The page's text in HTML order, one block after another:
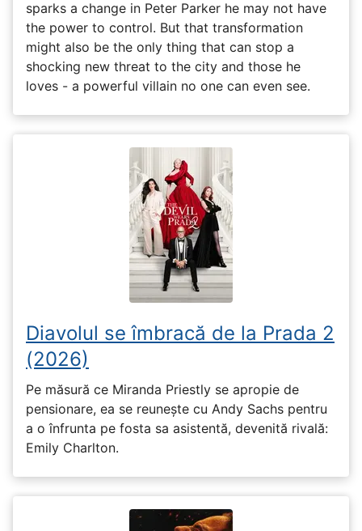
sparks a change in Peter Parker he may not have
the power to control. But that transformation
might also be the only thing that can stop a
shocking new threat to the city and those he
loves - a powerful villain no one can even see.
Diavolul se îmbracă de la Prada 2
(2026)
Pe măsură ce Miranda Priestly se apropie de
pensionare, ea se reunește cu Andy Sachs pentru
a o înfrunta pe fosta sa asistentă, devenită rivală:
Emily Charlton.